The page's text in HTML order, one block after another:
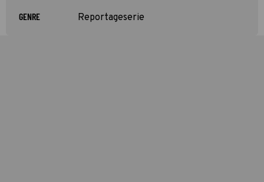
GENRE Reportageserie